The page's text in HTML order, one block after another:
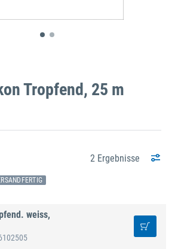
Tropfend, 25 m
2 Ergebnisse
weiss,